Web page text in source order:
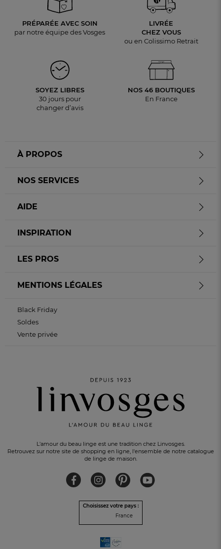
PRÉPARÉE AVEC SOIN
par notre équipe des Vosges
LIVRÉE
CHEZ VOUS
ou en Colissimo Retrait
SOYEZ LIBRES
30 jours pour
changer d’avis
NOS 46 BOUTIQUES
En France
L'amour du beau linge est une tradition chez Linvosges.
Retrouvez sur notre site de shopping en ligne, l'ensemble de notre catalogue
de linge de maison.
Choisissez votre pays :
France
À PROPOS
NOS SERVICES
AIDE
INSPIRATION
LES PROS
MENTIONS LÉGALES
Black Friday
Soldes
Vente privée